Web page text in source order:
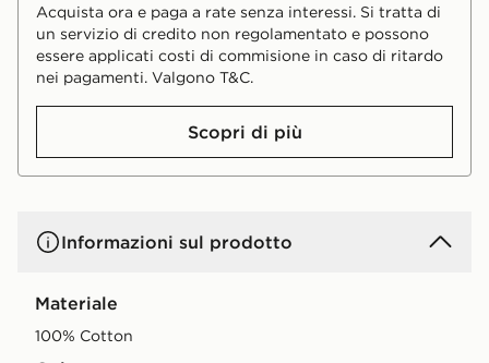
Acquista ora e paga a rate senza interessi. Si tratta di
un servizio di credito non regolamentato e possono
essere applicati costi di commisione in caso di ritardo
nei pagamenti. Valgono T&C.
Scopri di più
Informazioni sul prodotto
Materiale
100% Cotton